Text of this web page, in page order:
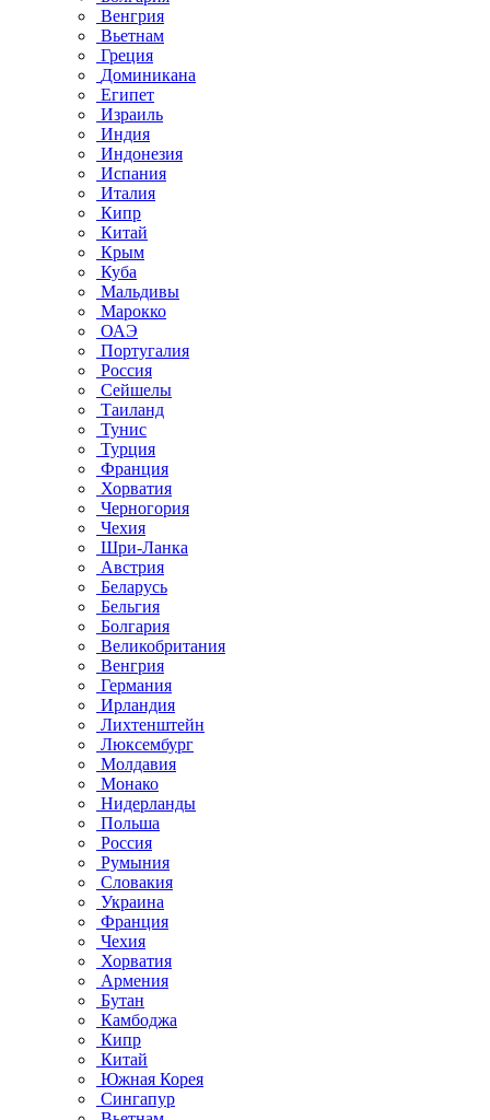
Венгрия
Вьетнам
Греция
Доминикана
Египет
Израиль
Индия
Индонезия
Испания
Италия
Кипр
Китай
Крым
Куба
Мальдивы
Марокко
ОАЭ
Португалия
Россия
Сейшелы
Таиланд
Тунис
Турция
Франция
Хорватия
Черногория
Чехия
Шри-Ланка
Австрия
Беларусь
Бельгия
Болгария
Великобритания
Венгрия
Германия
Ирландия
Лихтенштейн
Люксембург
Молдавия
Монако
Нидерланды
Польша
Россия
Румыния
Словакия
Украина
Франция
Чехия
Хорватия
Армения
Бутан
Камбоджа
Кипр
Китай
Южная Корея
Сингапур